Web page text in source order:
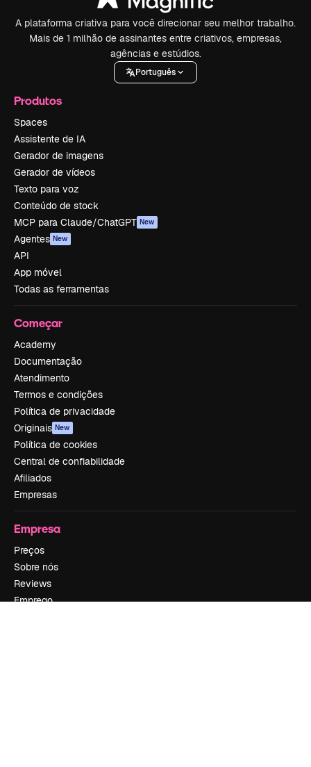
A plataforma criativa para você direcionar seu melhor trabalho.
Mais de 1 milhão de assinantes entre criativos, empresas,
agências e estúdios.
Português
Produtos
Spaces
Assistente de IA
Gerador de imagens
Gerador de vídeos
Texto para voz
Conteúdo de stock
MCP para Claude/ChatGPT New
Agentes New
API
App móvel
Todas as ferramentas
Começar
Academy
Documentação
Atendimento
Termos e condições
Política de privacidade
Originais New
Política de cookies
Central de confiabilidade
Afiliados
Empresas
Empresa
Preços
Sobre nós
Reviews
Emprego